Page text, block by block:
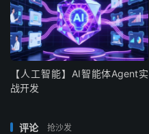
【人工智能】AI智能体Agent实
战开发
评论 抢沙发